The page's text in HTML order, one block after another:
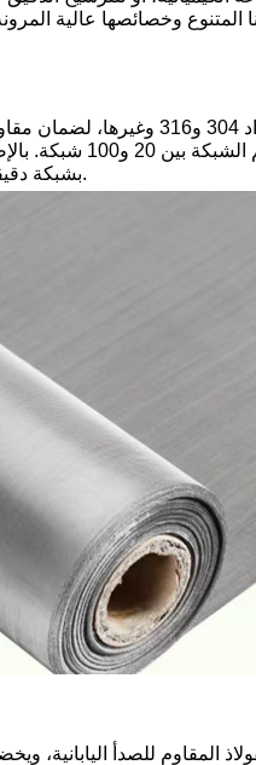
تشمل مواد لفافاتنا الشبكية
1-500 بين 0.02
بشبكة دقيقة، ويمكننا تعديل حجم الشبكة وفقًا لاحتياجاتكم لتناسب مختلف التطبيقات.
المقاوم للصدأ